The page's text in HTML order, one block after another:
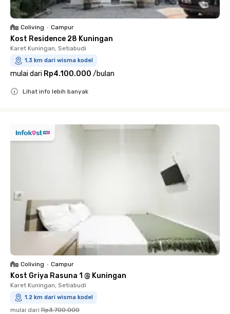
Coliving • Campur
Kost Residence 28 Kuningan
Karet Kuningan, Setiabudi
1.3 km dari wisma kodel
mulai dari Rp4.100.000 /bulan
Lihat info lebih banyak
Coliving • Campur
Kost Griya Rasuna 1 @ Kuningan
Karet Kuningan, Setiabudi
1.2 km dari wisma kodel
mulai dari Rp3.700.000